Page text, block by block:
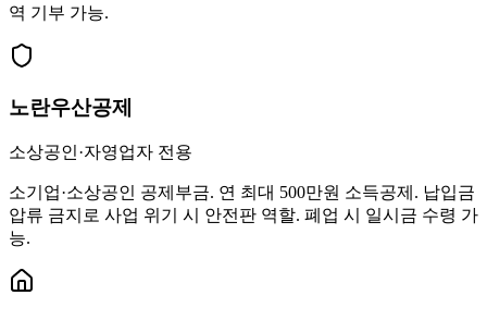
역 기부 가능.
노란우산공제
소상공인·자영업자 전용
소기업·소상공인 공제부금. 연 최대 500만원 소득공제. 납입금
압류 금지로 사업 위기 시 안전판 역할. 폐업 시 일시금 수령 가
능.